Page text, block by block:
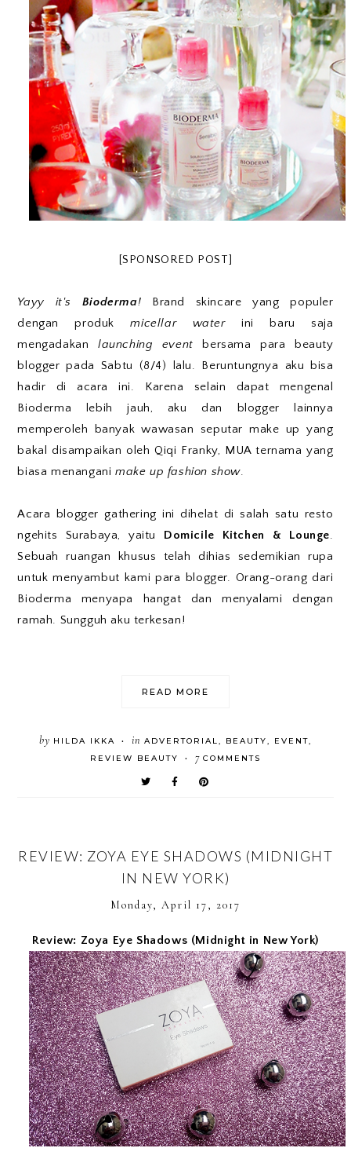
[SPONSORED POST]
Yayy it's Bioderma! Brand skincare yang populer
dengan produkmicellar waterini baru saja
mengadakan launching event bersama para beauty
blogger pada Sabtu (8/4) lalu. Beruntungnya aku bisa
hadir di acara ini. Karena selain dapat mengenal
Bioderma lebih jauh, aku dan blogger lainnya
memperoleh banyak wawasan seputar make up yang
bakal disampaikan oleh Qiqi Franky, MUA ternama yang
biasa menanganimake up fashion show.
Acara blogger gathering ini dihelat di salah satu resto
ngehits Surabaya, yaitu Domicile Kitchen & Lounge.
Sebuah ruangan khusus telah dihias sedemikian rupa
untuk menyambut kami para blogger. Orang-orang dari
Bioderma menyapa hangat dan menyalami dengan
ramah. Sungguh aku terkesan!
READ MORE
by HILDA IKKA • in ADVERTORIAL BEAUTY EVENT
REVIEW BEAUTY
• 7COMMENTS
REVIEW: ZOYA EYE SHADOWS (MIDNIGHT
IN NEW YORK)
Monday, April 17, 2017
Review: Zoya Eye Shadows (Midnight in New York)